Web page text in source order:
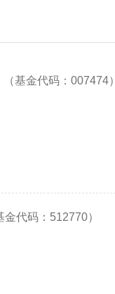
（基金代码：007474
金代码：512770）